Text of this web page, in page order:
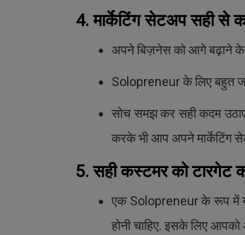
4. मार्केटिंग सेटअप सही से
अपने बिज़नेस को आगे बढ़ाने के
Solopreneur के लिए बहुत
सोच समझ कर सही कदम
करके भी आप अपने मार्केटिंग
5. सही कस्टमर को टारगेट
एक Solopreneur के रूप में
होनी चाहिए. इसके लिए आपको